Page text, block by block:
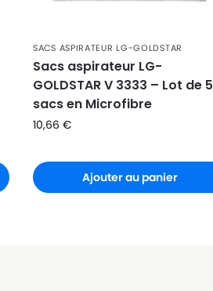
SACS ASPIRATEUR LG-GOLDSTAR
Sacs aspirateur LG-
GOLDSTAR V 3333 – Lot de 5
sacs en Microfibre
10,66€
Ajouter au panier